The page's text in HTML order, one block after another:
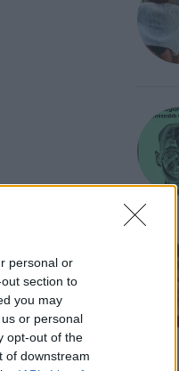
personal or
section to
you may
or personal
opt-out of the
of downstream